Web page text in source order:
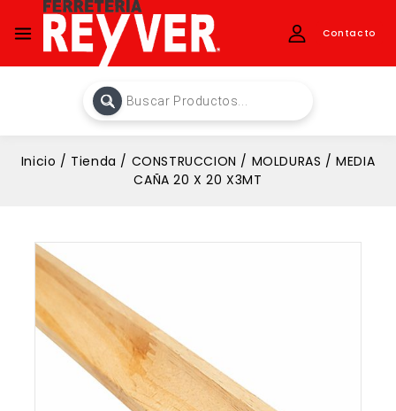
Contacto
Inicio / Tienda / CONSTRUCCION / MOLDURAS / MEDIA
CAÑA 20 X 20 X3MT